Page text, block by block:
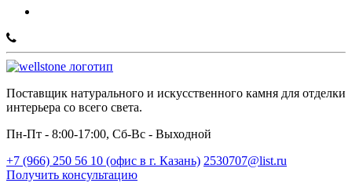
Поставщик натурального и искусственного камня для отделки
интерьера со всего света.
Пн-Пт - 8:00-17:00, Сб-Вс - Выходной
+7 (966) 250 56 10 (офис в г. Казань) 2530707@list.ru
Получить консультацию